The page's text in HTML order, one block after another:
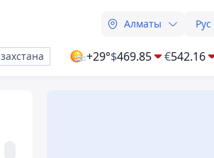
Алматы Рус
+29°$469.85 €542.16